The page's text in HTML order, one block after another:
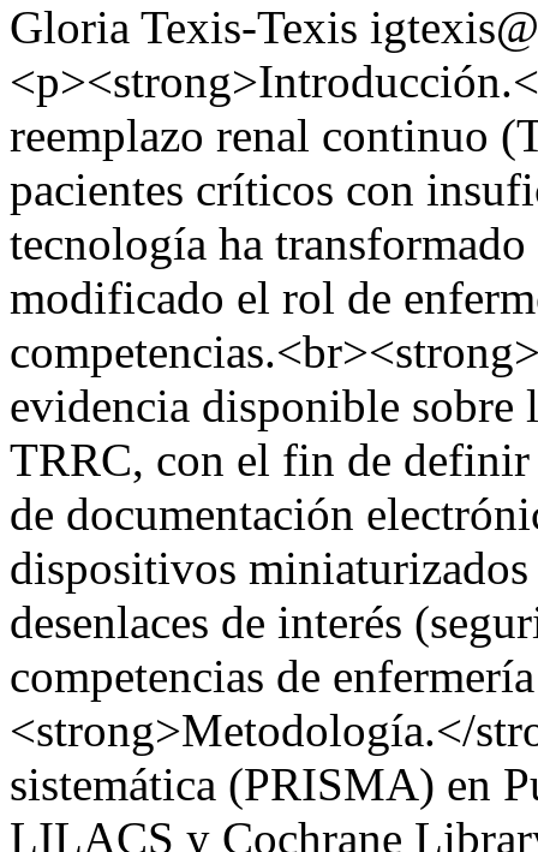
Gloria Texis-Texis
reemplazo renal continuo
pacientes críticos con
tecnología ha transformado
modificado el rol de
evidencia disponible sobre
TRRC, con el fin de definir
de documentación
dispositivos
desenlaces de interés
competencias de
<strong>Metodología.</
sistemática (PRISMA) en
LILACS y Cochrane